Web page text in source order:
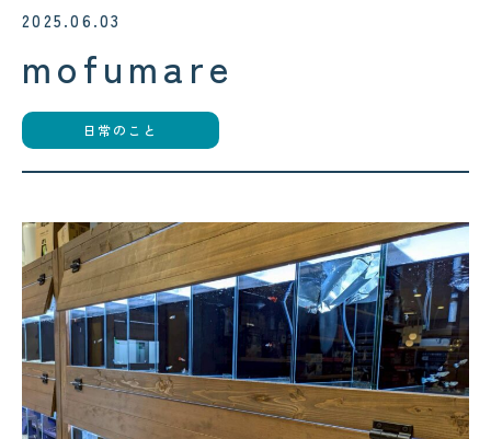
2026.08.06
郡上・長良川で感じる夏の涼｜メ
ンテナンスの合間の癒し時間
2026.08.05
コクテンフグの意外な一面！海水
水槽メンテナンスで起きた出来事
!
2026.08.04
!
2026.08.03
2025.06.03
mofumare
日常のこと